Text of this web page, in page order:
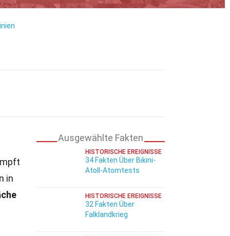
in
Ausgewählte Fakten
HISTORISCHE EREIGNISSE
34 Fakten Über Bikini-
Atoll-Atomtests
HISTORISCHE EREIGNISSE
32 Fakten Über
Falklandkrieg